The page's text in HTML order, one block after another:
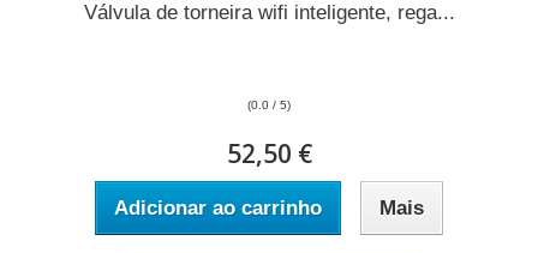
Válvula de torneira wifi inteligente, rega...
(0.0 / 5)
52,50 €
Adicionar ao carrinho Mais